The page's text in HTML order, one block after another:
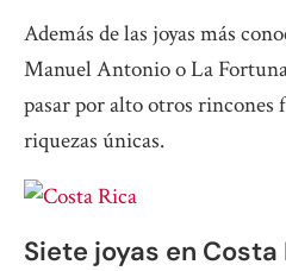
Además de las joyas más
Manuel Antonio o La
pasar por alto otros rincones
riquezas únicas.
Siete joyas en Costa